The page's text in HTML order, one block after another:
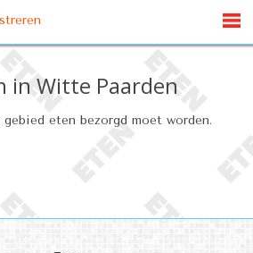
in Witte Paarden
eten bezorgd moet worden.